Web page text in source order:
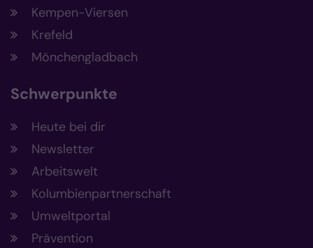
Kempen-Viersen
Krefeld
Mönchengladbach
Schwerpunkte
Heute bei dir
Newsletter
Arbeitswelt
Kolumbienpartnerschaft
Umweltportal
Prävention